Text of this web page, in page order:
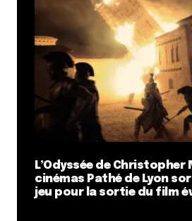
L’Odyssée de Christopher
cinémas Pathé de Lyon
jeu pour la sortie du film